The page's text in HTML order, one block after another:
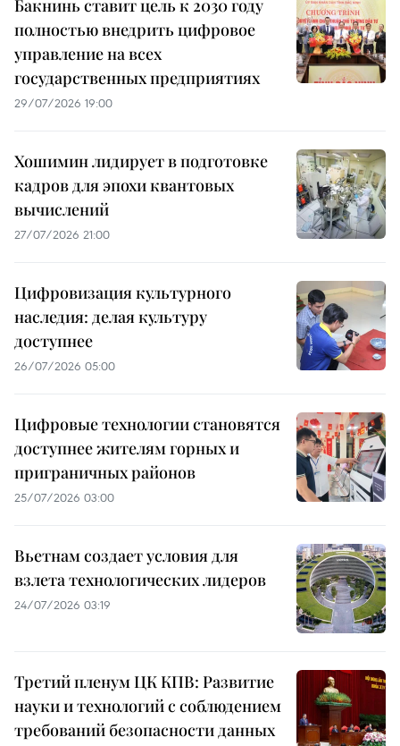
Бакнинь ставит цель к 2030 году
полностью внедрить цифровое
управление на всех
государственных предприятиях
29/07/2026 19:00
Хошимин лидирует в подготовке
кадров для эпохи квантовых
вычислений
27/07/2026 21:00
Цифровизация культурного
наследия: делая культуру
доступнее
26/07/2026 05:00
Цифровые технологии становятся
доступнее жителям горных и
приграничных районов
25/07/2026 03:00
Вьетнам создает условия для
взлета технологических лидеров
24/07/2026 03:19
Третий пленум ЦК КПВ: Развитие
науки и технологий с соблюдением
требований безопасности данных